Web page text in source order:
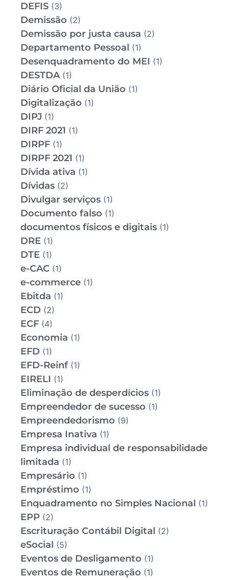
DEFIS (3)
Demissão (2)
Demissão por justa causa (2)
Departamento Pessoal (1)
Desenquadramento do MEI (1)
DESTDA(1)
Diário Oficial da União (1)
Digitalização (1)
DIPJ (1)
DIRF 2021 (1)
DIRPF (1)
DIRPF 2021 (1)
Dívida ativa (1)
Dívidas (2)
Divulgar serviços (1)
Documento falso (1)
documentos físicos e digitais (1)
DRE (1)
DTE (1)
e-CAC (1)
e-commerce (1)
Ebitda (1)
ECD (2)
ECF (4)
Economia (1)
EFD (1)
EFD-Reinf (1)
EIRELI (1)
Eliminação de desperdícios (1)
Empreendedor de sucesso (1)
Empreendedorismo (9)
Empresa Inativa (1)
Empresa individual de responsabilidade
limitada (1)
Empresário (1)
Empréstimo (1)
Enquadramento no Simples Nacional (1)
EPP (2)
Escrituração Contábil Digital (2)
eSocial (5)
Eventos de Desligamento (1)
Eventos de Remuneração (1)